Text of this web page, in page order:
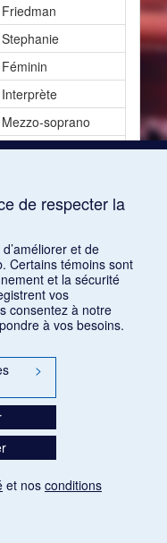
Friedman
Stephanie
Féminin
Interprète
Mezzo-soprano
Mezzo-soprano
Paramètres des témoins
de respecter la
et de
Certains témoins sont
et la sécurité
vos
consentez à notre
à vos besoins.
>
et nos conditions